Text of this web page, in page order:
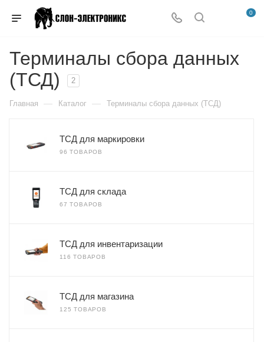
0
Терминалы сбора данных
(ТСД)
2
Главная — Каталог — Терминалы сбора данных (ТСД)
ТСД для маркировки
96 ТОВАРОВ
ТСД для склада
67 ТОВАРОВ
ТСД для инвентаризации
116 ТОВАРОВ
ТСД для магазина
125 ТОВАРОВ